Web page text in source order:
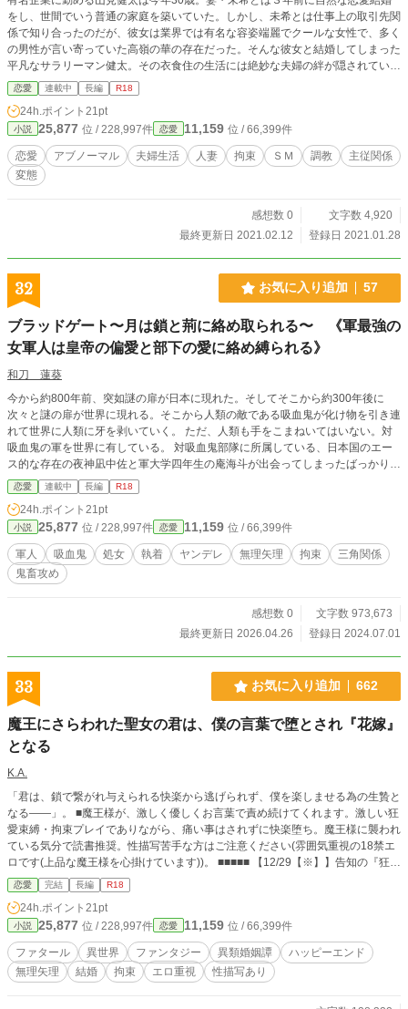
をし、世間でいう普通の家庭を築いていた。しかし、未希とは仕事上の取引先関
係で知り合ったのだが、彼女は業界では有名な容姿端麗でクールな女性で、多く
の男性が言い寄っていた高嶺の華の存在だった。そんな彼女と結婚してしまった
平凡なサラリーマン健太。その衣食住の生活には絶妙な夫婦の絆が隠されてい
た。
恋愛 連載中 長編 R18
24h.ポイント 21pt
小説 25,877 位 / 228,997件 恋愛 11,159 位 / 66,399件
恋愛 アブノーマル 夫婦生活 人妻 拘束 ＳＭ 調教
主従関係
変態
感想数 0
文字数 4,920
最終更新日 2021.02.12
登録日 2021.01.28
32 お気に入り追加 57
ブラッドゲート〜月は鎖と荊に絡め取られる〜 《軍最強の
女軍人は皇帝の偏愛と部下の愛に絡め縛られる》
和刀 蓮葵
今から約800年前、突如謎の扉が日本に現れた。そしてそこから約300年後に
次々と謎の扉が世界に現れる。そこから人類の敵である吸血鬼が化け物を引き連
れて世界に人類に牙を剥いていく。 ただ、人類も手をこまねいてはいない。対
吸血鬼の軍を世界に有している。 対吸血鬼部隊に所属している、日本国のエー
ス的な存在の夜神凪中佐と軍大学四年生の庵海斗が出会ってしまったばっかりに
歯車が少しずつ傾いていく━━━ その出会いは運命だったのか？それとも宿命
だったのか？ 吸血鬼と戦う軍人と吸血鬼の皇帝との執着的な運命も宿命の一つ
だったのか？分かっているのは血の記憶だけ。記憶を蘇らせるのは誰の体に流れ
ている血なのか？ ✶✶✶✶✶✶✶✶✶✶✶✶✶✶✶✶✶✶✶✶✶✶✶✶✶✶✶✶✶ ・物語
の視点がコロコロと変わります。基本は主人公の夜神中佐ですが、大学生の庵学
生だったり、皇帝だったり、その他の人たちだったりと色々です。 ・前書きに
「流血表現」と書いてあるものは、戦闘による流血表現です ❁❁❁❁❁❁❁❁❁❁
す。男性二人共ヤンデレ気味です。基本、二人共愛重め ・庵大学生は言葉でや
んわり攻めて、自分で動けないように催眠？にも近い拘束で、皇帝は物理的に拘
・物語の後半に行くほどRの話が多め ・少々、マニアックなプレイが出てきます
（拘束・薔薇・蜜を塗る等々） ・※（Ｒの話、最後まではない又は前戯） ・※
※（Ｒの話、最後までします） ・小説家になろうでも、投稿してます
恋愛 連載中 長編 R18
24h.ポイント 21pt
小説 25,877 位 / 228,997件 恋愛 11,159 位 / 66,399件
軍人 吸血鬼 処女 執着 ヤンデレ 無理矢理 拘束
三角関係
鬼畜攻め
感想数 0
文字数 973,673
最終更新日 2026.04.26
登録日 2024.07.01
33 お気に入り追加 662
魔王にさらわれた聖女の君は、僕の言葉で堕とされ『花嫁』
となる
K.A.
「君は、鎖で繋がれ与えられる快楽から逃げられず、僕を楽しませる為の生贄と
なる――」。 ■魔王様が、激しく優しくお言葉で責め続けてくれます。激しい狂
愛束縛・拘束プレイでありながら、痛い事はされずに快楽堕ち。魔王様に襲われ
ている気分で読書推奨。性描写苦手な方はご注意ください(雰囲気重視の18禁エ
ロです(上品な魔王様を心掛けています))。 ■■■■■ 【12/29【※】】告知の『狂
愛・監禁拘束・エロ』おまけ短編投稿しました。作者の作品一覧、もしくは直ア
クセス[ https://novel18.syosetu.com/n1748fy/ ](→『社長室のキスで異世界転移パ
イロットになった私は、敵方・イケメン僕キャラ総帥に狂愛されて困っていま
す』) ■■ ■【！】『対話体小説』の読みにくさを軽減させる為、独自の「改行ル
ール」、「句点ルール」を使っています。 ■『対話体小説』とは、会話形式のみ
で『情景描写』となり、物語としても成立させる。江戸川乱歩や室生犀星など文
豪の作品も発表されています。文芸の心を忘れず、それでいてラノベとしての気
恋愛 完結 長編 R18
24h.ポイント 21pt
小説 25,877 位 / 228,997件 恋愛 11,159 位 / 66,399件
ファタール 異世界 ファンタジー 異類婚姻譚
ハッピーエンド
無理矢理
結婚 拘束 エロ重視 性描写あり